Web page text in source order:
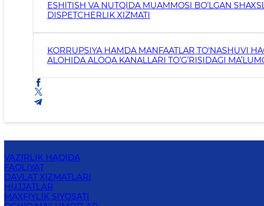
ESHITISH VA NUTQIDA MUAMMOSI BO‘LGAN
DISPETCHERLIK XIZMATI
KORRUPSIYA HAMDA MANFAATLAR TO'NASHUVI
ALOHIDA ALOQA KANALLARI TO‘G‘RISIDAGI
VAZIRLIK HAQIDA
FAOLIYAT
DAVLAT XIZMATLARI
HUJJATLAR
MAXFIYLIK SIYOSATI